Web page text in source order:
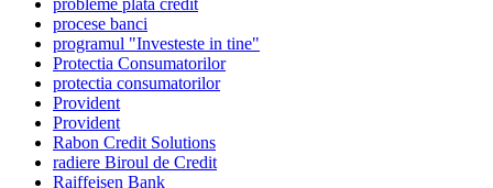
procese banci
programul "Investeste in tine"
Protectia Consumatorilor
protectia consumatorilor
Provident
Provident
Rabon Credit Solutions
radiere Biroul de Credit
Raiffeisen Bank